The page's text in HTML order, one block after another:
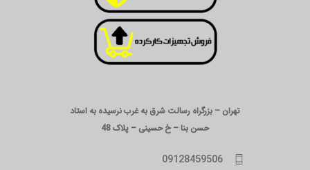
تهران – بزرگراه رسالت شرق به غرب نرسیده به استاد
حسن بنا – خ حسینی – پلاک 48
09128459506